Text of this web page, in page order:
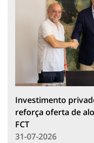
Investimento
reforça oferta de
FCT
31-07-2026